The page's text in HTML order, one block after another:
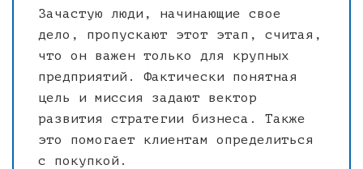
Зачастую люди, начинающие свое
дело, пропускают этот этап, считая,
что он важен только для крупных
предприятий. Фактически понятная
цель и миссия задают вектор
развития стратегии бизнеса. Также
это помогает клиентам определиться
с покупкой.